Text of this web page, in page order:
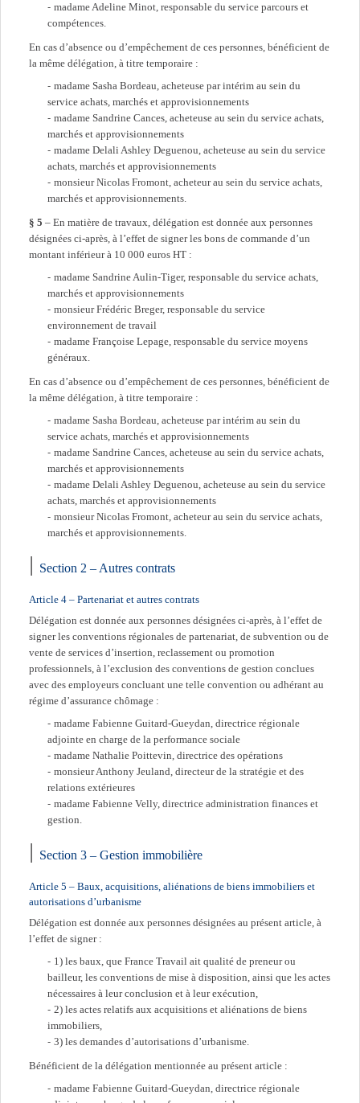
madame Adeline Minot, responsable du service parcours et
compétences.
En cas d’absence ou d’empêchement de ces personnes, bénéficient de
la même délégation, à titre temporaire :
madame Sasha Bordeau, acheteuse par intérim au sein du
service achats, marchés et approvisionnements
madame Sandrine Cances, acheteuse au sein du service achats,
marchés et approvisionnements
madame Delali Ashley Deguenou, acheteuse au sein du service
achats, marchés et approvisionnements
monsieur Nicolas Fromont, acheteur au sein du service achats,
marchés et approvisionnements.
§ 5 – En matière de travaux, délégation est donnée aux personnes
désignées ci-après, à l’effet de signer les bons de commande d’un
montant inférieur à 10 000 euros HT :
madame Sandrine Aulin-Tiger, responsable du service achats,
marchés et approvisionnements
monsieur Frédéric Breger, responsable du service
environnement de travail
madame Françoise Lepage, responsable du service moyens
généraux.
En cas d’absence ou d’empêchement de ces personnes, bénéficient de
la même délégation, à titre temporaire :
madame Sasha Bordeau, acheteuse par intérim au sein du
service achats, marchés et approvisionnements
madame Sandrine Cances, acheteuse au sein du service achats,
marchés et approvisionnements
madame Delali Ashley Deguenou, acheteuse au sein du service
achats, marchés et approvisionnements
monsieur Nicolas Fromont, acheteur au sein du service achats,
marchés et approvisionnements.
Section 2 – Autres contrats
Article 4 – Partenariat et autres contrats
Délégation est donnée aux personnes désignées ci-après, à l’effet de
signer les conventions régionales de partenariat, de subvention ou de
vente de services d’insertion, reclassement ou promotion
professionnels, à l’exclusion des conventions de gestion conclues
avec des employeurs concluant une telle convention ou adhérant au
régime d’assurance chômage :
madame Fabienne Guitard-Gueydan, directrice régionale
adjointe en charge de la performance sociale
madame Nathalie Poittevin, directrice des opérations
monsieur Anthony Jeuland, directeur de la stratégie et des
relations extérieures
madame Fabienne Velly, directrice administration finances et
gestion.
Section 3 – Gestion immobilière
Article 5 – Baux, acquisitions, aliénations de biens immobiliers et
autorisations d’urbanisme
Délégation est donnée aux personnes désignées au présent article, à
l’effet de signer :
1) les baux, que France Travail ait qualité de preneur ou
bailleur, les conventions de mise à disposition, ainsi que les actes
nécessaires à leur conclusion et à leur exécution,
2) les actes relatifs aux acquisitions et aliénations de biens
immobiliers,
3) les demandes d’autorisations d’urbanisme.
Bénéficient de la délégation mentionnée au présent article :
madame Fabienne Guitard-Gueydan, directrice régionale